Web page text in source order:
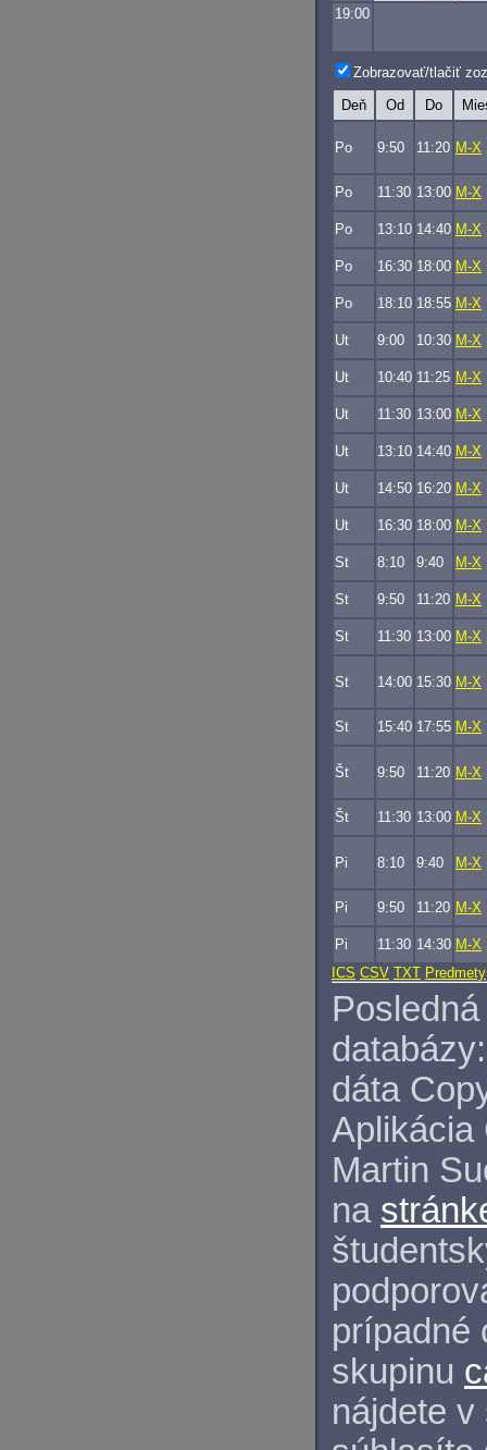
19:00
Zobrazovať/tlačiť
Deň Od Do
Po 9:50 11:20 M-X
Po 11:30 13:00 M-X
Po 13:10 14:40 M-X
Po 16:30 18:00 M-X
Po 18:10 18:55 M-X
Ut 9:00 10:30 M-X
Ut 10:40 11:25 M-X
Ut 11:30 13:00 M-X
Ut 13:10 14:40 M-X
Ut 14:50 16:20 M-X
Ut 16:30 18:00 M-X
St 8:10 9:40 M-X
St 9:50 11:20 M-X
St 11:30 13:00 M-X
St 14:00 15:30 M-X
St 15:40 17:55 M-X
Št 9:50 11:20 M-X
Št 11:30 13:00 M-X
Pi 8:10 9:40 M-X
Pi 9:50 11:20 M-X
Pi 11:30 14:30 M-X
ICS CSV TXT Predmety
databázy:
dáta
Aplikácia
Martin
na
prípadné
skupinu
nájdete